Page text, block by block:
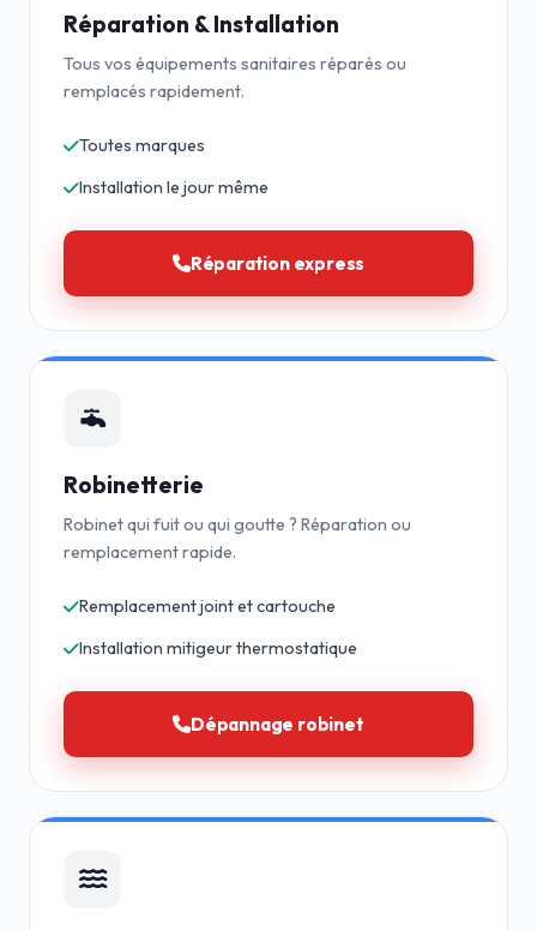
Réparation & Installation
Tous vos équipements sanitaires réparés ou
remplacés rapidement.
Toutes marques
Installation le jour même
Réparation express
Robinetterie
Robinet qui fuit ou qui goutte ? Réparation ou
remplacement rapide.
Remplacement joint et cartouche
Installation mitigeur thermostatique
Dépannage robinet